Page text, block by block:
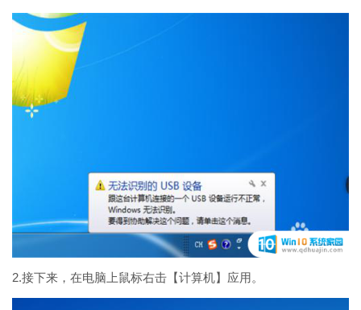
2.接下来，在电脑上鼠标右击【计算机】应用。